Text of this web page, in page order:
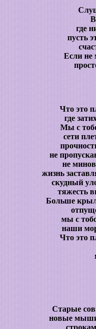
где
пусть
Если не
Что это
где
Мы с
сети
не
не
жизнь
скудный
тяжесть
Больше
мы с
наши
Что это
Старые
новые